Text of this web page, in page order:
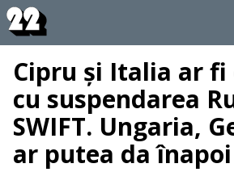
Cipru și Italia ar fi
cu suspendarea
SWIFT. Ungaria,
ar putea da înapoi